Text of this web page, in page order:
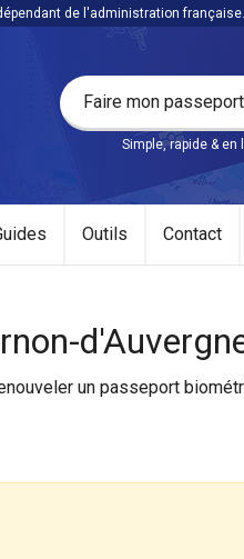
de l'administration française.
Faire mon
Simple, rapide & en
Outils Contact
un passeport